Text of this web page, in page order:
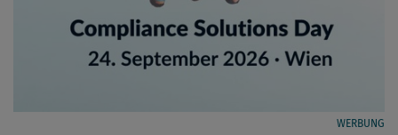
WERBUNG